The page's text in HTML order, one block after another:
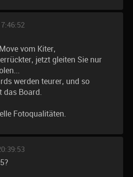
vom Kiter,
jetzt gleiten Sie nur
werden teurer, und so
Board.
Fotoqualitäten.